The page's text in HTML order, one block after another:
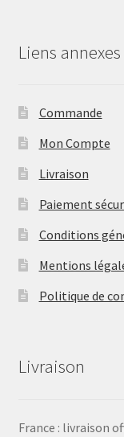
Liens annexes
Commande
Mon Compte
Livraison
Paiement
Conditions
Mentions
Politique de
Livraison
France : livraison